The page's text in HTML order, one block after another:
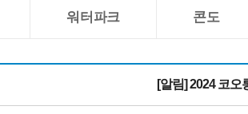
워터파크 콘도
[알림] 2024 코